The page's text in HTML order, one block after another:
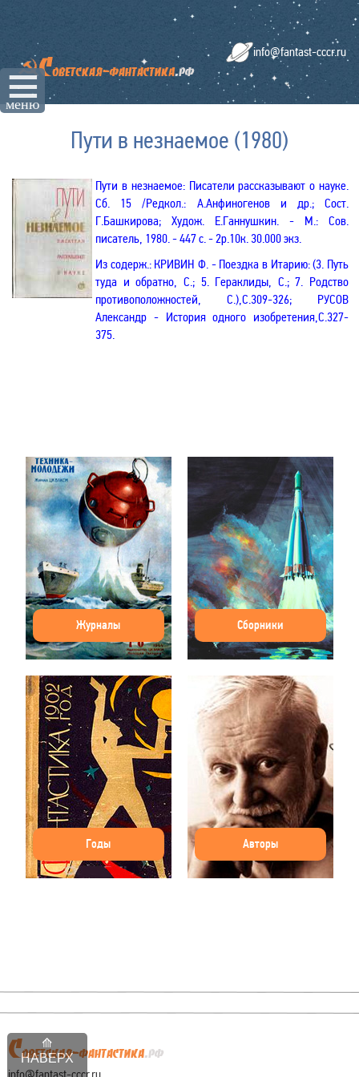
☰
меню
НАВЕРХ
info@fantast-cccr.ru
Пути в незнаемое (1980)
Пути в незнаемое: Писатели рассказывают о науке.
Сб. 15/Редкол.: А.Анфиногенов и др.;Сост.
Г.Башкирова; Худож. Е.Ганнушкин. - М.: Сов.
писатель, 1980. - 447 с. - 2р.10к. 30.000 экз.
Из содерж.: КРИВИН Ф. - Поездка в Итарию: (3. Путь
туда и обратно, С.; 5. Гераклиды, С.; 7. Родство
противоположностей, С.),С.309-326; РУСОВ
Александр - История одного изобретения,С.327-
375.
Журналы Сборники
Годы Авторы